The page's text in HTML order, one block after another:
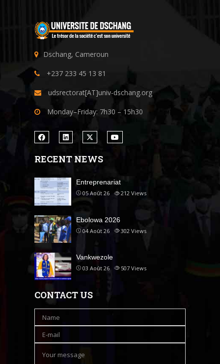
Dschang, Cameroun
+237 233 45 13 81
udsrectorat[AT]univ-dschang.org
Monday–Friday: 7h30 – 15h30
RECENT NEWS
Entreprenariat
05 Août 26 212 Views
Ebolowa 2026
04 Août 26 302 Views
Vankwezole
03 Août 26 507 Views
CONTACT US